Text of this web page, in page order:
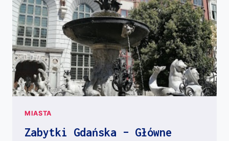
MIASTA
Zabytki Gdańska – Główne